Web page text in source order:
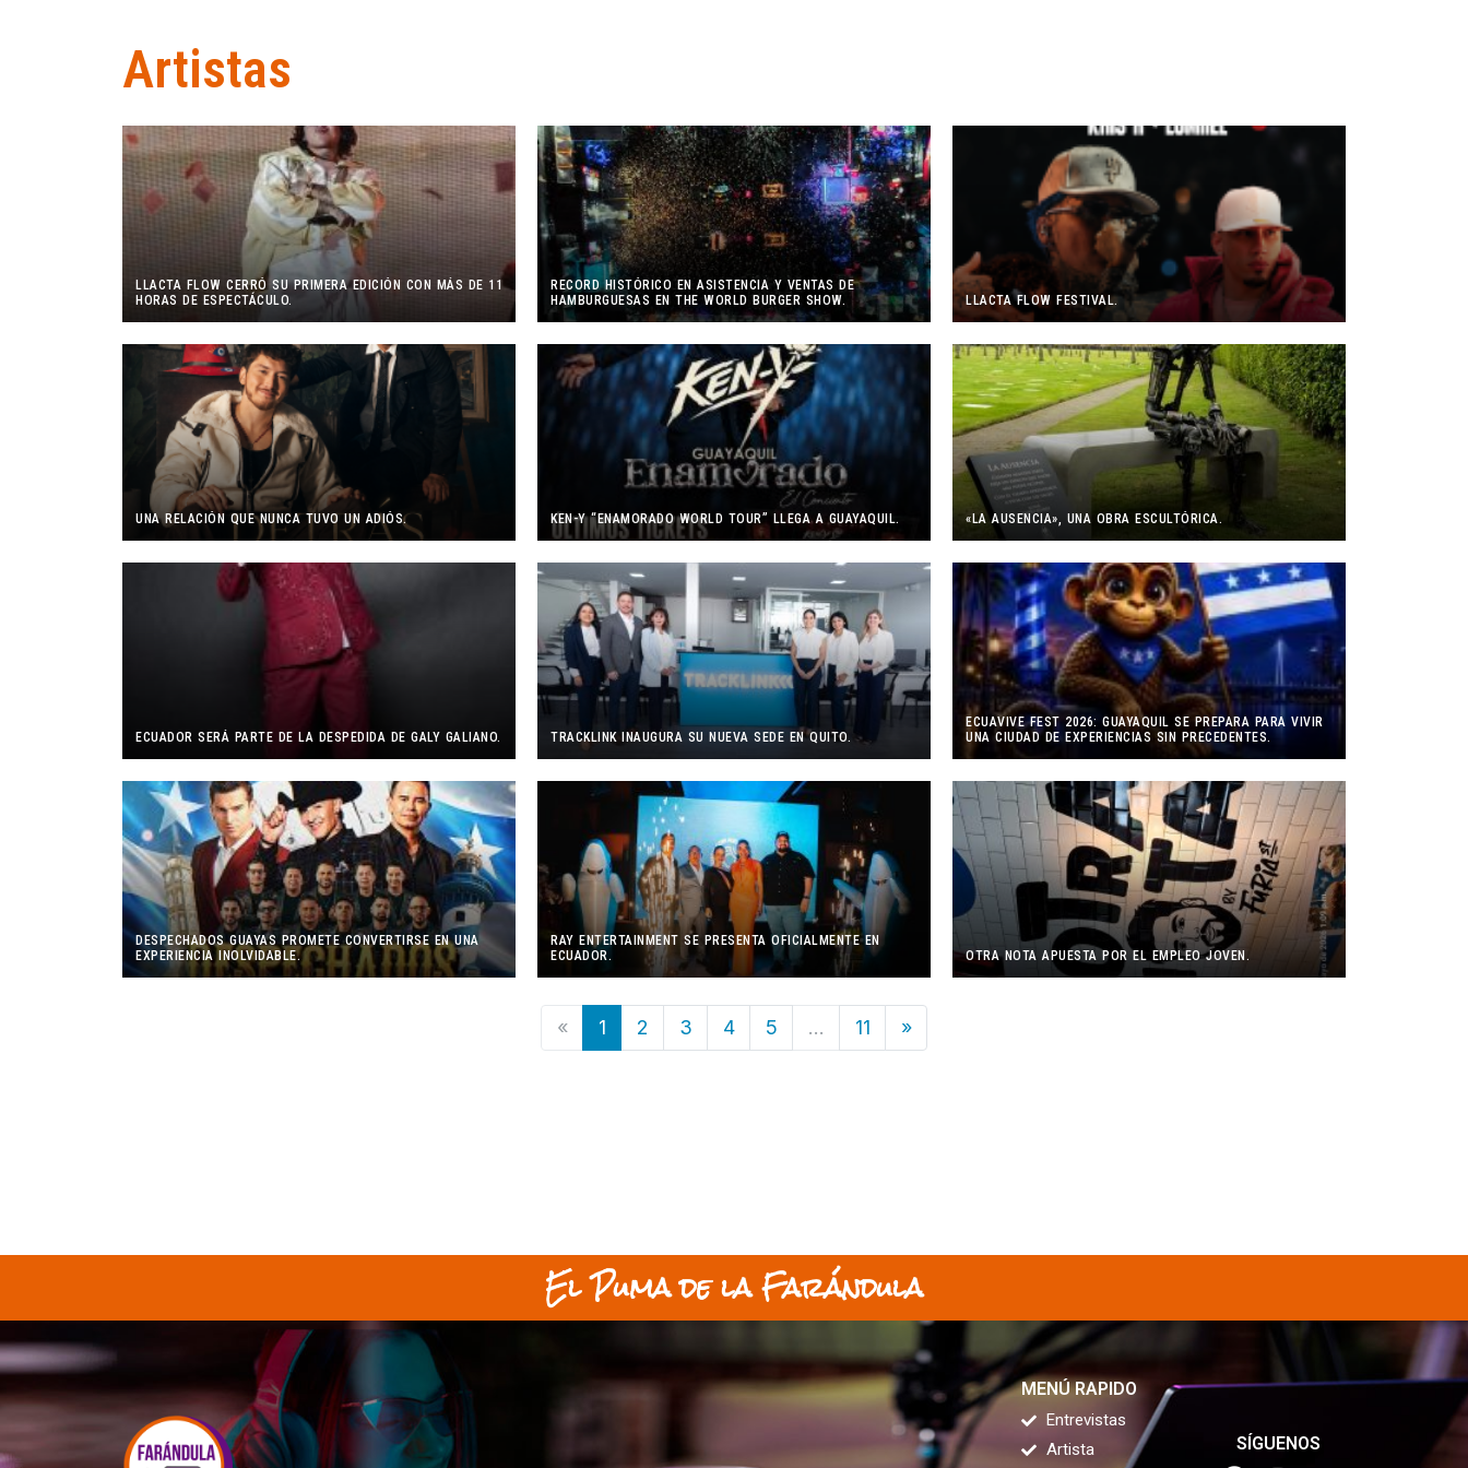
Artistas
LLACTA FLOW CERRÓ SU PRIMERA EDICIÓN CON MÁS DE 11
HORAS DE ESPECTÁCULO.
RECORD HISTÓRICO EN ASISTENCIA Y VENTAS DE
HAMBURGUESAS EN THE WORLD BURGER SHOW.
LLACTA FLOW FESTIVAL.
UNA RELACIÓN QUE NUNCA TUVO UN ADIÓS. KEN-Y “ENAMORADO WORLD TOUR” LLEGA A GUAYAQUIL. «LA AUSENCIA», UNA OBRA ESCULTÓRICA.
ECUADOR SERÁ PARTE DE LA DESPEDIDA DE GALY GALIANO. TRACKLINK INAUGURA SU NUEVA SEDE EN QUITO.
ECUAVIVE FEST 2026: GUAYAQUIL SE PREPARA PARA VIVIR
UNA CIUDAD DE EXPERIENCIAS SIN PRECEDENTES.
DESPECHADOS GUAYAS PROMETE CONVERTIRSE EN UNA
EXPERIENCIA INOLVIDABLE.
RAY ENTERTAINMENT SE PRESENTA OFICIALMENTE EN
ECUADOR.
OTRA NOTA APUESTA POR EL EMPLEO JOVEN.
« 1 2 3 4 5 ... 11 »
El Puma de la Farándula
MENÚ RAPIDO
Entrevistas
Artista
SÍGUENOS